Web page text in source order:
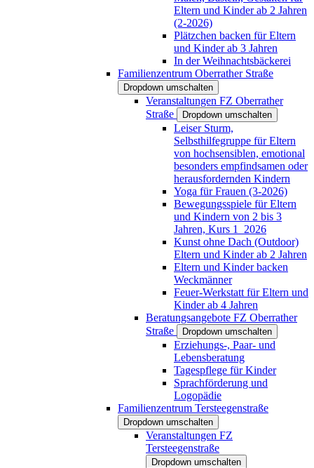
Eltern und Kinder ab 2 Jahren
(2-2026)
Plätzchen backen für Eltern
und Kinder ab 3 Jahren
In der Weihnachtsbäckerei
Familienzentrum Oberrather Straße
Dropdown umschalten
Veranstaltungen FZ Oberrather
Straße
Dropdown umschalten
Leiser Sturm,
Selbsthilfegruppe für Eltern
von hochsensiblen, emotional
besonders empfindsamen oder
herausfordernden Kindern
Yoga für Frauen (3-2026)
Bewegungsspiele für Eltern
und Kindern von 2 bis 3
Jahren, Kurs 1_2026
Kunst ohne Dach (Outdoor)
Eltern und Kinder ab 2 Jahren
Eltern und Kinder backen
Weckmänner
Feuer-Werkstatt für Eltern und
Kinder ab 4 Jahren
Beratungsangebote FZ Oberrather
Straße
Dropdown umschalten
Erziehungs-, Paar- und
Lebensberatung
Tagespflege für Kinder
Sprachförderung und
Logopädie
Familienzentrum Tersteegenstraße
Dropdown umschalten
Veranstaltungen FZ
Tersteegenstraße
Dropdown umschalten